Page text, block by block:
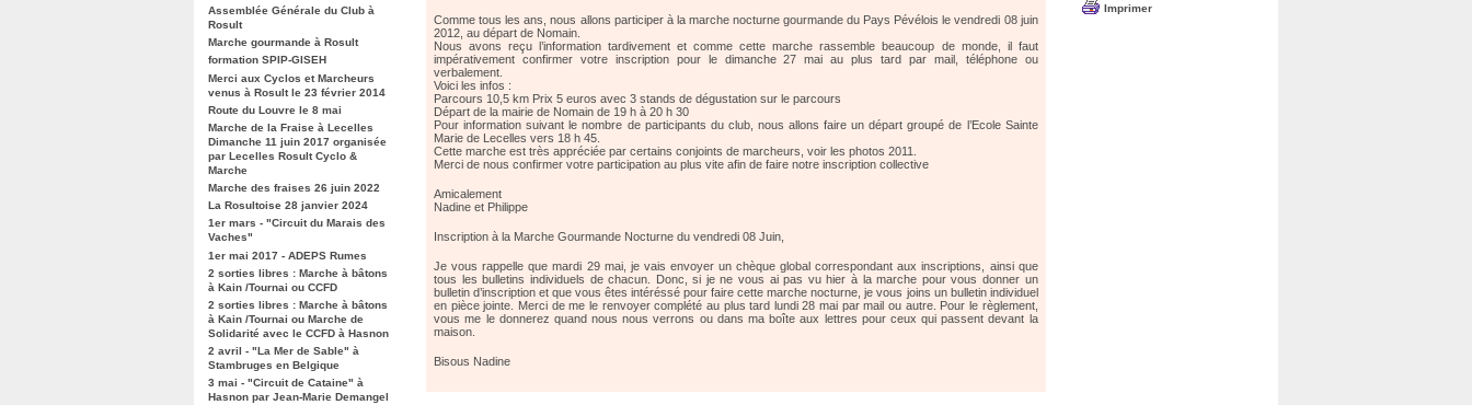
Assemblée Générale du Club à
Rosult
Marche gourmande à Rosult
formation SPIP-GISEH
Merci aux Cyclos et Marcheurs
venus à Rosult le 23 février 2014
Route du Louvre le 8 mai
Marche de la Fraise à Lecelles
Dimanche 11 juin 2017 organisée
par Lecelles Rosult Cyclo &
Marche
Marche des fraises 26 juin 2022
La Rosultoise 28 janvier 2024
1er mars - "Circuit du Marais des
Vaches"
1er mai 2017 - ADEPS Rumes
2 sorties libres : Marche à bâtons
à Kain /Tournai ou CCFD
2 sorties libres : Marche à bâtons
à Kain /Tournai ou Marche de
Solidarité avec le CCFD à Hasnon
2 avril - "La Mer de Sable" à
Stambruges en Belgique
3 mai - "Circuit de Cataine" à
Hasnon par Jean-Marie Demangel
Comme tous les ans, nous allons participer à la marche nocturne gourmande du Pays Pévélois le vendredi 08 juin
2012, au départ de Nomain.
Nous avons reçu l’information tardivement et comme cette marche rassemble beaucoup de monde, il faut
impérativement confirmer votre inscription pour le dimanche 27 mai au plus tard par mail, téléphone ou
verbalement.
Voici les infos :
Parcours 10,5 km Prix 5 euros avec 3 stands de dégustation sur le parcours
Départ de la mairie de Nomain de 19 h à 20 h 30
Pour information suivant le nombre de participants du club, nous allons faire un départ groupé de l’Ecole Sainte
Marie de Lecelles vers 18 h 45.
Cette marche est très appréciée par certains conjoints de marcheurs, voir les photos 2011.
Merci de nous confirmer votre participation au plus vite afin de faire notre inscription collective
Amicalement
Nadine et Philippe
Inscription à la Marche Gourmande Nocturne du vendredi 08 Juin,
Je vous rappelle que mardi 29 mai, je vais envoyer un chèque global correspondant aux inscriptions, ainsi que
tous les bulletins individuels de chacun. Donc, si je ne vous ai pas vu hier à la marche pour vous donner un
bulletin d’inscription et que vous êtes intéréssé pour faire cette marche nocturne, je vous joins un bulletin individuel
en pièce jointe. Merci de me le renvoyer complété au plus tard lundi 28 mai par mail ou autre. Pour le règlement,
vous me le donnerez quand nous nous verrons ou dans ma boîte aux lettres pour ceux qui passent devant la
maison.
Bisous Nadine
Imprimer